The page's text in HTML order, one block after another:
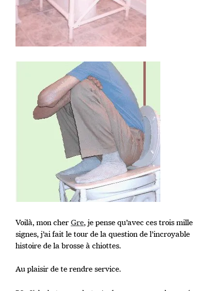
Voilà, mon cherGre, je pense qu’avec ces trois mille
signes, j’ai fait le tour de la question de l’incroyable
histoire de la brosse à chiottes.
Au plaisir de te rendre service.